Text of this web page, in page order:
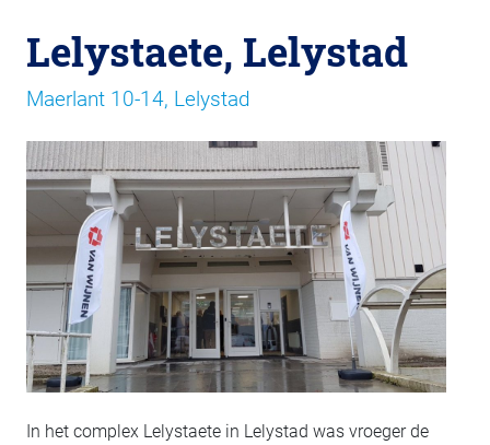
Lelystaete, Lelystad
Maerlant 10-14, Lelystad
In het complex Lelystaete in Lelystad was vroeger de